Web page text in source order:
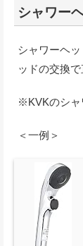
シャワー
シャワーヘ
ッドの交換で
※KVKのシャ
＜一例＞